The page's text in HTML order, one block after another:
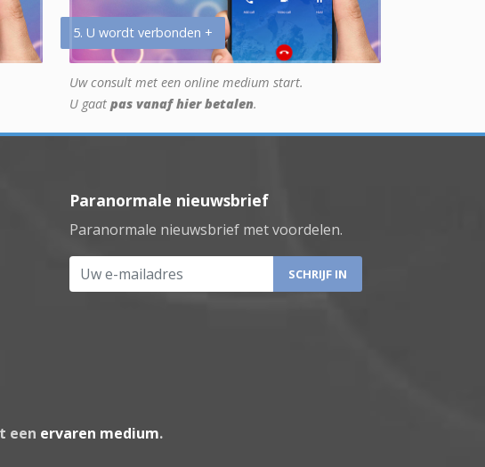
5. U wordt verbonden +
Uw consult met een online medium start.
U gaat pas vanaf hier betalen.
Paranormale nieuwsbrief
Paranormale nieuwsbrief met voordelen.
Uw e-mailadres
een ervaren medium.